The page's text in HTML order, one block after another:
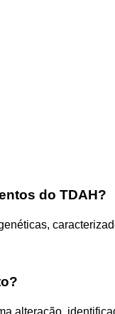
do TDAH?
alteração,